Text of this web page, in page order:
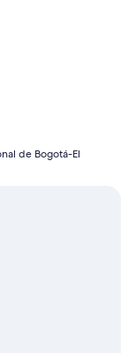
El Dorado
de Bogotá-El